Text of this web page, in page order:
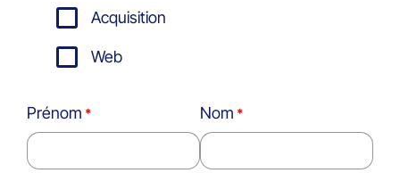
Acquisition
Web
Prénom Nom